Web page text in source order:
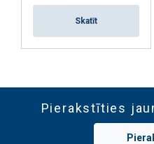
Skatīt
Pierakstīties